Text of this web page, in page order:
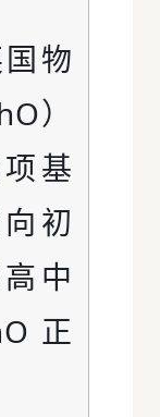
物
）
基
初
中
正